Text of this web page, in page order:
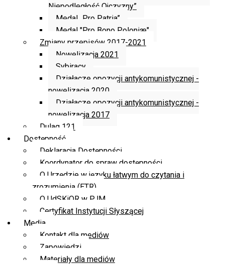
Niepodległość Ojczyzny”
Medal „Pro Patria”
Medal "Pro Bono Poloniæ"
Zmiany przepisów 2017-2021
Nowelizacja 2021
Sybiracy
Działacze opozycji antykomunistycznej -
nowelizacja 2020
Działacze opozycji antykomunistycznej -
nowelizacja 2017
Dulag 121
Dostępność
Deklaracja Dostępności
Koordynator do spraw dostępności
O Urzędzie w języku łatwym do czytania i
zrozumienia (ETR)
O UdSKiOR w PJM
Certyfikat Instytucji Słyszącej
Media
Kontakt dla mediów
Zapowiedzi
Materiały dla mediów